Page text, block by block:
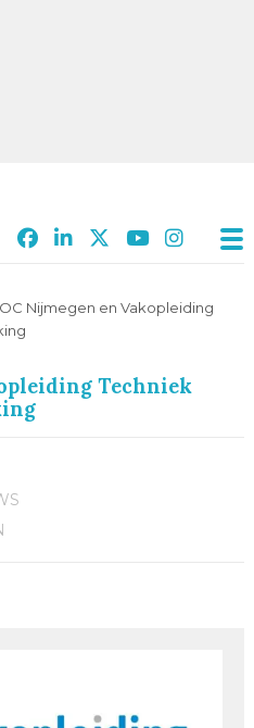
Nijmegen en Vakopleiding
Techniek